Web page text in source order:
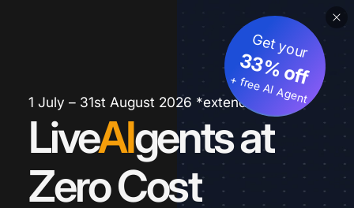
1 July – 31st August 2026 *extended
LiveAIgents at
Zero Cost
Get your
33% off
+ free AI Agent